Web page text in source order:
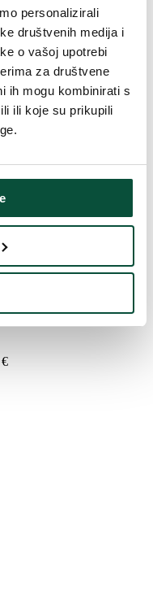
personalizirali
društvenih medija i
o vašoj upotrebi
za društvene
ih mogu kombinirati s
ili koje su prikupili
€